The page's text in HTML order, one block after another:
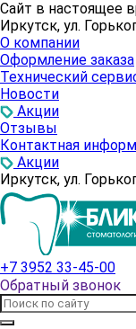
Сайт в настоящее
Иркутск, ул.
О компании
Оформление заказа
Технический
Новости
Акции
Отзывы
Контактная
Акции
Иркутск, ул.
+7 3952 33-45-00
Обратный звонок